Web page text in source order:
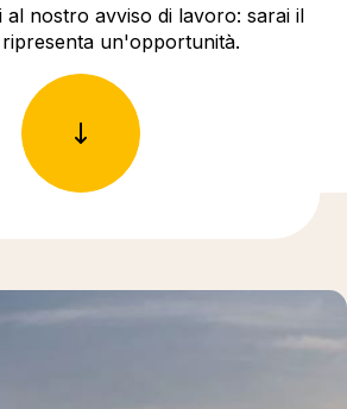
al nostro avviso di lavoro: sarai il
un'opportunità.